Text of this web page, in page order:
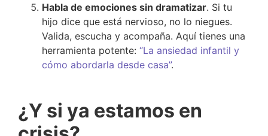
Habla de emociones sin dramatizar. Si tu
hijo dice que está nervioso, no lo niegues.
Valida, escucha y acompaña. Aquí tienes una
herramienta potente: “La ansiedad infantil y
cómo abordarla desde casa”.
¿Y si ya estamos en